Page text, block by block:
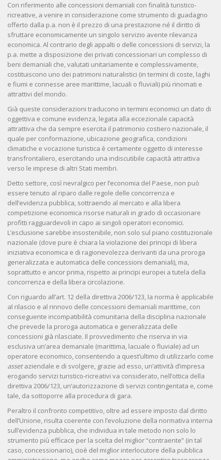
Con riferimento alle concessioni demaniali con finalità turistico-
ricreative, a venire in considerazione come strumento di guadagno
offerto dalla p.a. non è il prezzo di una prestazione né il diritto di
sfruttare economicamente un singolo servizio avente rilevanza
economica. Al contrario degli appalti o delle concessioni di servizi, la
p.a. mette a disposizione dei privati concessionari un complesso di
beni demaniali che, valutati unitariamente e complessivamente,
costituiscono uno dei patrimoni naturalistici (in termini di coste, laghi
e fiumi e connesse aree marittime, lacuali o fluviali) più rinomati e
attrattivi del mondo.
Già queste considerazioni traducono in termini economici un dato di
oggettiva e comune evidenza, legata alla eccezionale capacità
attrattiva che da sempre esercita il patrimonio costiero nazionale, il
quale per conformazione, ubicazione geografica, condizioni
climatiche e vocazione turistica è certamente oggetto di interesse
transfrontaliero, esercitando una indiscutibile capacità attrattiva
verso le imprese di altri Stati membri.
Detto settore, così nevralgico per l’economia del Paese, non può
essere tenuto al riparo dalle regole delle concorrenza e
dell’evidenza pubblica, sottraendo al mercato e alla libera
competizione economica risorse naturali in grado di occasionare
profitti ragguardevoli in capo ai singoli operatori economici.
L’esclusione sarebbe insostenibile, non solo sul piano costituzionale
nazionale (dove pure è chiara la violazione dei principi di libera
iniziativa economica e di ragionevolezza derivanti da una proroga
generalizzata e automatica delle concessioni demaniali), ma,
soprattutto e ancor prima, rispetto ai principi europei a tutela della
concorrenza e della libera circolazione.
Con riguardo all’art. 12 della direttiva 2006/123, la norma è applicabile
al rilascio e al rinnovo delle concessioni demaniali marittime, con
conseguente incompatibilità comunitaria della disciplina nazionale
che prevede la proroga automatica e generalizzata delle
concessioni già rilasciate. Il provvedimento che riserva in via
esclusiva un’area demaniale (marittima, lacuale o fluviale) ad un
operatore economico, consentendo a quest’ultimo di utilizzarlo come
assetaziendale e di svolgere, grazie ad esso, un’attività d’impresa
erogando servizi turistico-ricreativi va considerato, nell’ottica della
direttiva 2006/123, un’autorizzazione di servizi contingentata e, come
tale, da sottoporre alla procedura di gara.
Peraltro il confronto competitivo, oltre ad essere imposto dal diritto
dell’Unione, risulta coerente con l’evoluzione della normativa interna
sull’evidenza pubblica, che individua in tale metodo non solo lo
strumento più efficace per la scelta del miglior “contraente” (in tal
caso, concessionario), cioè del miglior interlocutore della pubblica